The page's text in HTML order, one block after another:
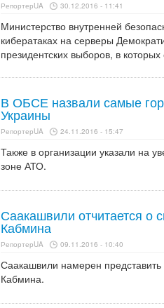
РепортерUA 30.12.2016 - 11:41
Министерство внутренней
кибератаках на серверы
президентских выборов, в
В ОБСЕ назвали самые
Украины
РепортерUA 24.11.2016 - 15:47
Также в организации указали на
зоне АТО.
Саакашвили отчитается о
Кабмина
РепортерUA 09.11.2016 - 10:40
Саакашвили намерен
Кабмина.